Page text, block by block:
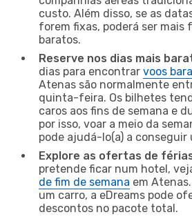
custo. Além disso, se as
forem fixas, poderá ser mais
baratos.
Reserve nos dias mais
dias para encontrar voos
Atenas são normalmente
quinta-feira. Os bilhetes
caros aos fins de semana e
por isso, voar a meio da
pode ajudá-lo(a) a conseguir
Explore as ofertas de
pretende ficar num hotel,
de fim de semana em
um carro, a eDreams pode
descontos no pacote total.